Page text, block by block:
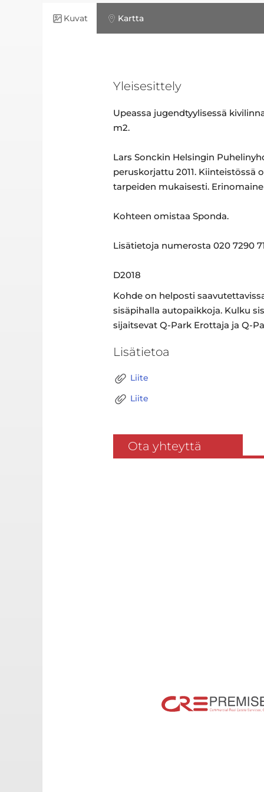
Kuvat Kartta
Yleisesittely
Upeassa jugendtyylisessä
m2.
Lars Sonckin Helsingin
peruskorjattu 2011. Kiinteistössä
tarpeiden mukaisesti.
Kohteen omistaa Sponda.
Lisätietoja numerosta 020 7290
D2018
Kohde on helposti
sisäpihalla autopaikkoja. Kulku
sijaitsevat Q-Park Erottaja ja Q-
Lisätietoa
Liite
Liite
Ota yhteyttä